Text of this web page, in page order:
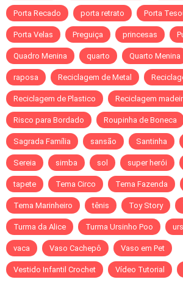
Porta Recado porta retrato Porta
Porta Velas Preguiça princesas
Quadro Menina quarto Quarto Menina
raposa Reciclagem de Metal
Reciclagem de Plastico Reciclagem
Risco para Bordado Roupinha de Boneca
Sagrada Família sansão Santinha
Sereia simba sol super herói
tapete Tema Circo Tema Fazenda
Tema Marinheiro tênis Toy Story
Turma da Alice Turma Ursinho Poo
vaca Vaso Cachepô Vaso em Pet
Vestido Infantil Crochet Vídeo Tutorial